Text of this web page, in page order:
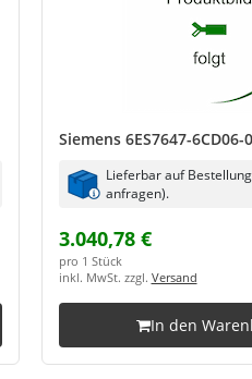
Siemens 6ES7647-6CD06-
Lieferbar auf
anfragen).
3.040,78 €
pro 1 Stück
inkl. MwSt. zzgl. Versand
In den